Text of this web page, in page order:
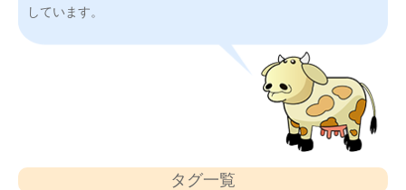
しています。
タグ一覧